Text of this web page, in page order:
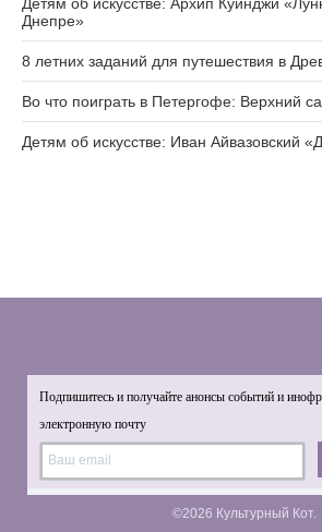
Детям об искусстве: Архип Куинджи
Днепре»
8 летних заданий для путешествия в
Во что поиграть в Петергофе: Верхний
Детям об искусстве: Иван Айвазовский
Подпишитесь и получайте анонсы событий и
электронную почту
©2026 Культурный Кот.